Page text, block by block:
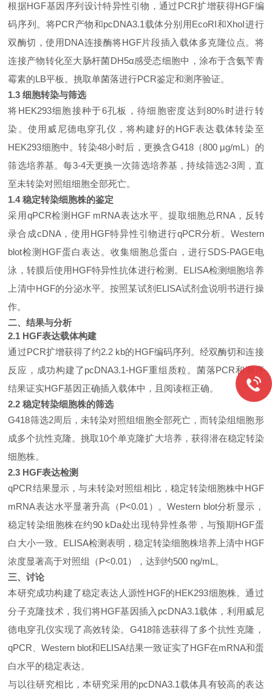
根据HGF基因序列设计特异性引物，通过PCR扩增获得HGF编
码序列。将PCR产物和pcDNA3.1载体分别用EcoRI和XhoI进行
双酶切，使用DNA连接酶将HGF片段插入载体多克隆位点。将
连接产物转化至大肠杆菌DH5α感受态细胞中，涂布于含氨苄青
霉素的LB平板。挑取单菌落进行PCR鉴定和测序验证。
1.3 细胞转染与筛选
将HEK293细胞接种于6孔板，待细胞密度达到80%时进行转
染。使用威尼德电穿孔仪，将构建好的HGF表达载体转染至
HEK293细胞中。转染48小时后，更换含G418（800 μg/mL）的
筛选培养基。每3-4天更换一次筛选培养基，持续筛选2-3周，直
至未转染对照组细胞全部死亡。
1.4 稳定转染细胞株的鉴定
采用qPCR检测HGF mRNA表达水平。提取细胞总RNA，反转
录合成cDNA，使用HGF特异性引物进行qPCR分析。Western
blot检测HGF蛋白表达。收集细胞总蛋白，进行SDS-PAGE电
泳，转膜后使用HGF特异性抗体进行检测。ELISA检测细胞培养
上清中HGF的分泌水平。按照某试剂ELISA试剂盒说明书进行操
作。
二、结果与分析
2.1 HGF表达载体构建
通过PCR扩增获得了约2.2 kb的HGF编码序列。经双酶切和连接
反应，成功构建了pcDNA3.1-HGF重组质粒。菌落PCR和测序
结果证实HGF基因正确插入载体中，且阅读框正确。
2.2 稳定转染细胞株的筛选
G418筛选2周后，未转染对照组细胞全部死亡，而转染组细胞形
成多个抗性克隆。挑取10个单克隆扩大培养，获得潜在稳定转染
细胞株。
2.3 HGF表达检测
qPCR结果显示，与未转染对照组相比，稳定转染细胞株中HGF
mRNA表达水平显著升高（P<0.01）。Western blot分析显示，
稳定转染细胞株在约90 kDa处出现特异性条带，与预期HGF蛋
白大小一致。ELISA检测表明，稳定转染细胞株培养上清中HGF
浓度显著高于对照组（P<0.01），达到约500 ng/mL。
三、讨论
本研究成功构建了稳定表达人源性HGF的HEK293细胞株。通过
分子克隆技术，我们将HGF基因插入pcDNA3.1载体，利用威尼
德电穿孔仪实现了高效转染。G418筛选获得了多个抗性克隆，
qPCR、Western blot和ELISA结果一致证实了HGF在mRNA和蛋
白水平的稳定表达。
与以往研究相比，本研究采用的pcDNA3.1载体具有较高的表达